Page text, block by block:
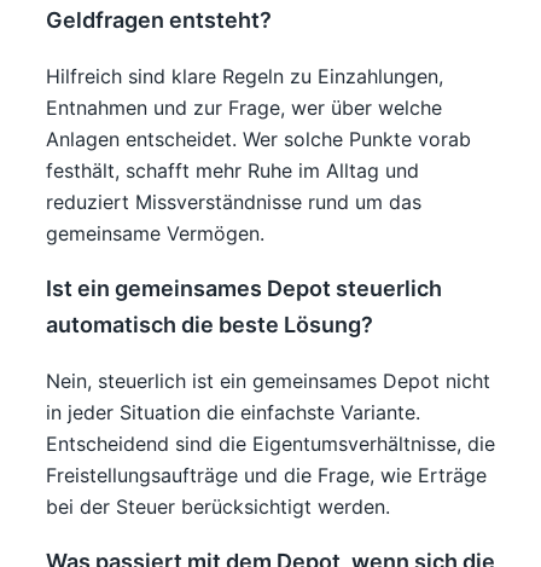
Geldfragen entsteht?
Hilfreich sind klare Regeln zu Einzahlungen,
Entnahmen und zur Frage, wer über welche
Anlagen entscheidet. Wer solche Punkte vorab
festhält, schafft mehr Ruhe im Alltag und
reduziert Missverständnisse rund um das
gemeinsame Vermögen.
Ist ein gemeinsames Depot steuerlich
automatisch die beste Lösung?
Nein, steuerlich ist ein gemeinsames Depot nicht
in jeder Situation die einfachste Variante.
Entscheidend sind die Eigentumsverhältnisse, die
Freistellungsaufträge und die Frage, wie Erträge
bei der Steuer berücksichtigt werden.
Was passiert mit dem Depot, wenn sich die